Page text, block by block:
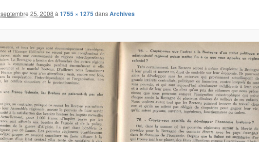
septembre 25, 2008 à 1755 × 1275 dansArchives